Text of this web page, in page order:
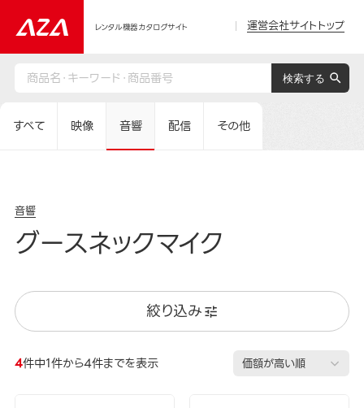
レンタル機器カタログサイト 運営会社サイトトップ
すべて 映像 音響 配信 その他
音響
グースネックマイク
絞り込み
4件中1件から4件までを表示